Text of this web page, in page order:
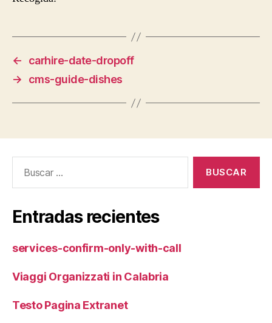
←
carhire-date-dropoff
→
cms-guide-dishes
Entradas recientes
services-confirm-only-with-call
Viaggi Organizzati in Calabria
Testo Pagina Extranet